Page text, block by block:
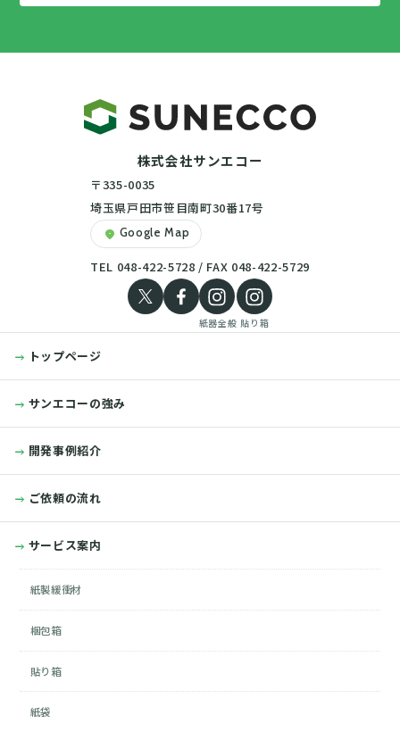
株式会社サンエコー
〒335-0035
埼玉県戸田市笹目南町30番17号
location_on Google Map
TEL 048-422-5728 / FAX 048-422-5729
紙器全般 貼り箱
トップページ
サンエコーの強み
開発事例紹介
ご依頼の流れ
サービス案内
紙製緩衝材
梱包箱
貼り箱
紙袋